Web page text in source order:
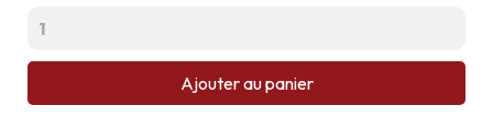
Ajouter au panier